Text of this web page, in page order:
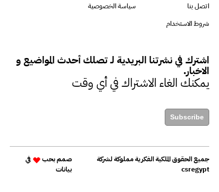
اتصل بنا
سياسة الخصوصية
شروط الاستخدام
اشترك في نشرتنا البريدية لـ تصلك أحدث المواضيع و
الاخبار.
يمكنك الغاء الاشتراك في أي وقت
Subscribe
جميع الحقوق الملكية الفكرية مملوكة لشركة
csregypt
صمم بحب
في
بيانات